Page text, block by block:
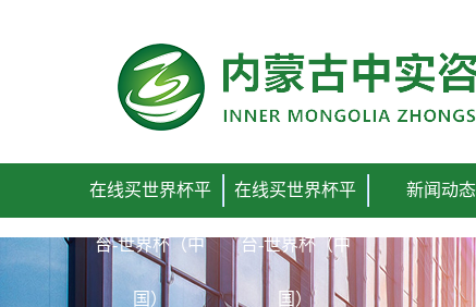
在线买世界杯平
台-世界杯（中
国）
在线买世界杯平
台-世界杯（中
国）
新闻动态